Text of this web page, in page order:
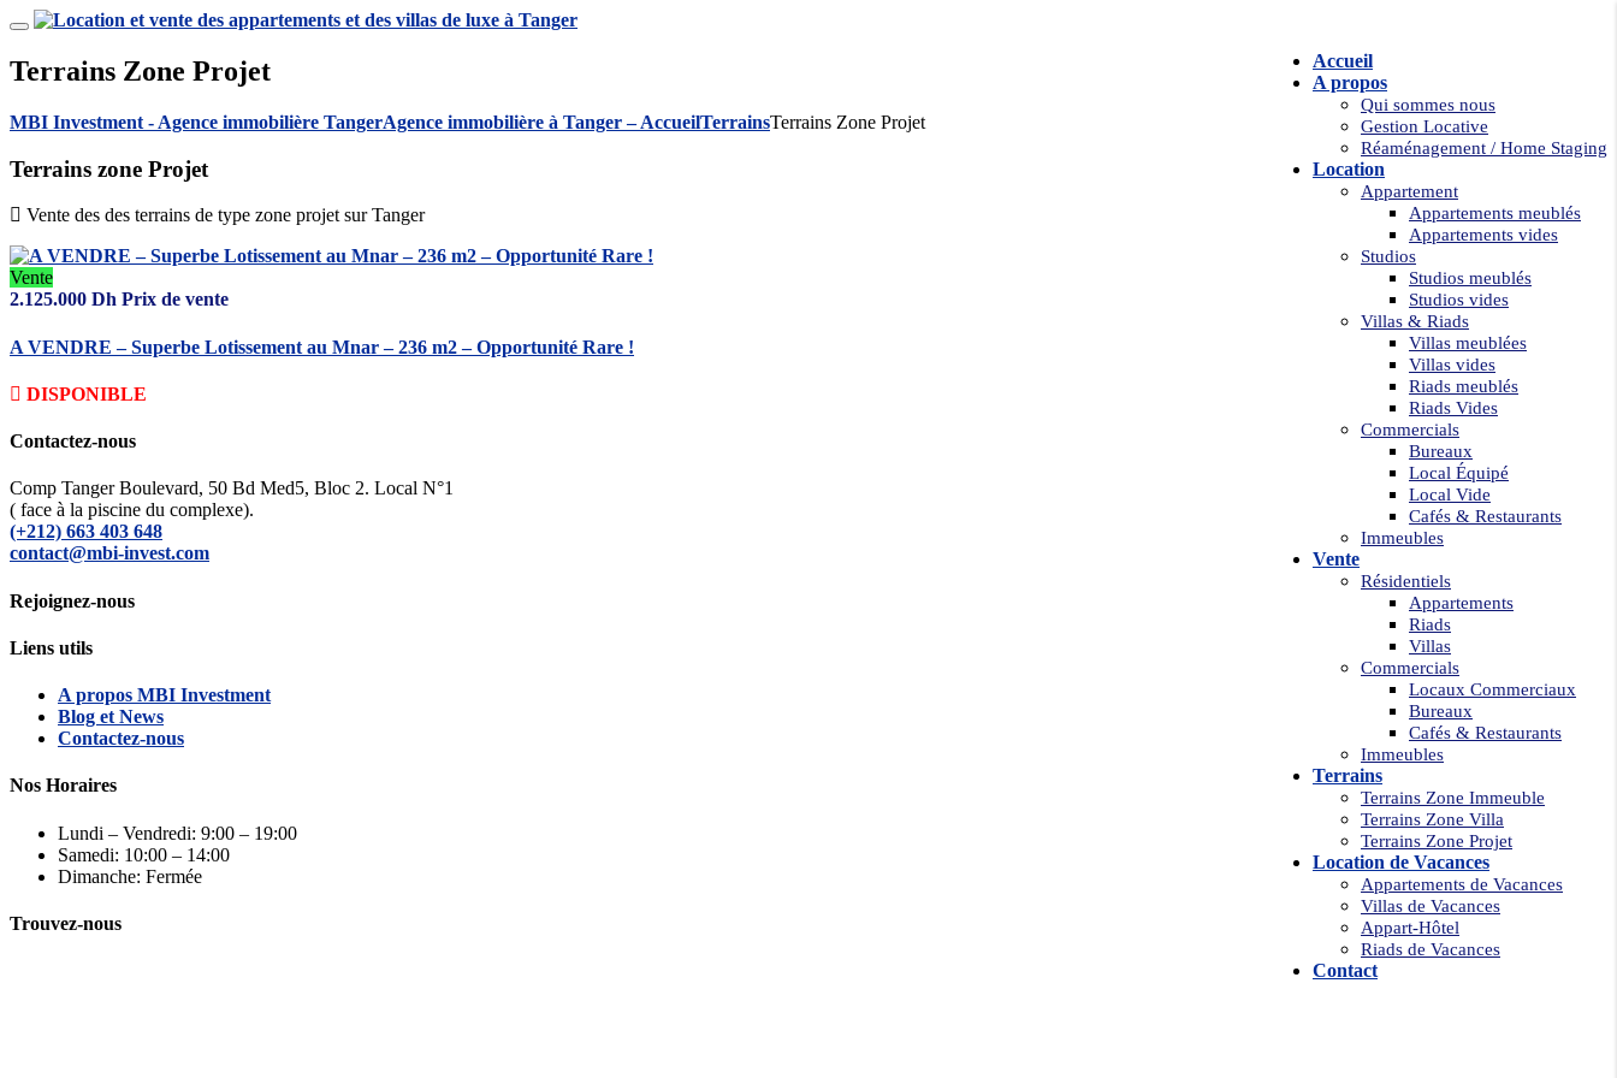
Accueil
A propos
Qui sommes nous
Gestion Locative
Réaménagement / Home Staging
Location
Appartement
Appartements meublés
Appartements vides
Studios
Studios meublés
Studios vides
Villas & Riads
Villas meublées
Villas vides
Riads meublés
Riads Vides
Commercials
Bureaux
Local Équipé
Local Vide
Cafés & Restaurants
Immeubles
Vente
Résidentiels
Appartements
Riads
Villas
Commercials
Locaux Commerciaux
Bureaux
Cafés & Restaurants
Immeubles
Terrains
Terrains Zone Immeuble
Terrains Zone Villa
Terrains Zone Projet
Location de Vacances
Appartements de Vacances
Villas de Vacances
Appart-Hôtel
Riads de Vacances
Contact
Terrains Zone Projet
MBI Investment - Agence immobilière TangerAgence immobilière à Tanger – AccueilTerrainsTerrains Zone Projet
Terrains zone Projet
Vente des des terrains de type zone projet sur Tanger
Vente
2.125.000 Dh Prix de vente
A VENDRE – Superbe Lotissement au Mnar – 236 m2 – Opportunité Rare !
DISPONIBLE
Contactez-nous
Comp Tanger Boulevard, 50 Bd Med5, Bloc 2. Local N°1
( face à la piscine du complexe).
(+212) 663 403 648
contact@mbi-invest.com
Rejoignez-nous
Liens utils
A propos MBI Investment
Blog et News
Contactez-nous
Nos Horaires
Lundi – Vendredi: 9:00 – 19:00
Samedi: 10:00 – 14:00
Dimanche: Fermée
Trouvez-nous